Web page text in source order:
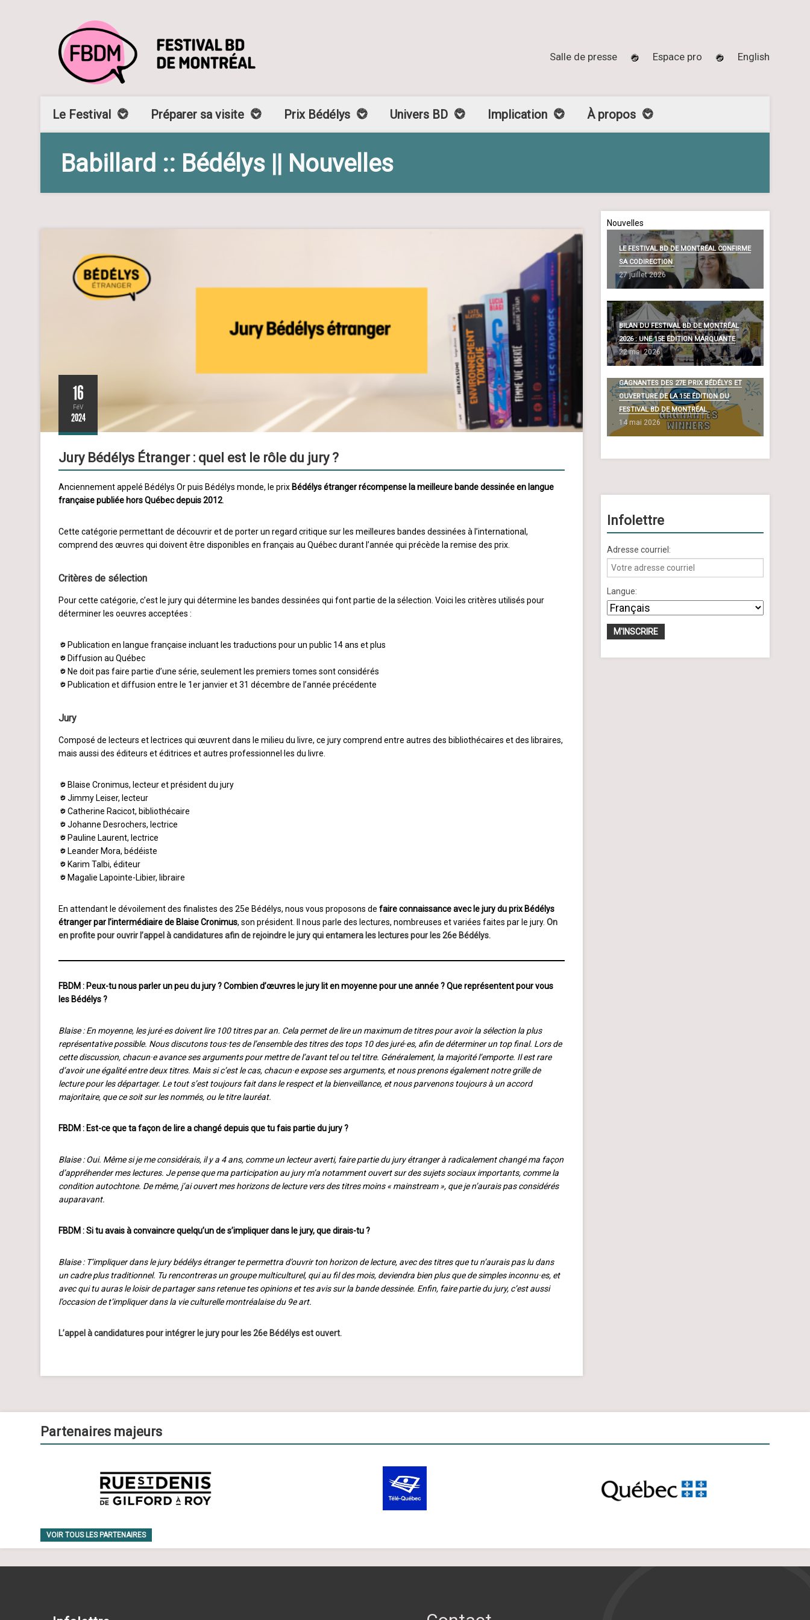
Salle de presse Espace pro English
Le Festival Préparer sa visite Prix Bédélys Univers BD Implication À propos
Babillard :: Bédélys || Nouvelles
16
FéV
2024
Jury Bédélys Étranger : quel est le rôle du jury ?
Anciennement appelé Bédélys Or puis Bédélys monde, le prix Bédélys étranger récompense la meilleure bande dessinée en langue
française publiée hors Québec depuis 2012.
Cette catégorie permettant de découvrir et de porter un regard critique sur les meilleures bandes dessinées à l’international,
comprend des œuvres qui doivent être disponibles en français au Québec durant l’année qui précède la remise des prix.
Critères de sélection
Pour cette catégorie, c’est le jury qui détermine les bandes dessinées qui font partie de la sélection. Voici les critères utilisés pour
déterminer les oeuvres acceptées :
Publication en langue française incluant les traductions pour un public 14 ans et plus
Diffusion au Québec
Ne doit pas faire partie d’une série, seulement les premiers tomes sont considérés
Publication et diffusion entre le 1er janvier et 31 décembre de l’année précédente
Jury
Composé de lecteurs et lectrices qui œuvrent dans le milieu du livre, ce jury comprend entre autres des bibliothécaires et des libraires,
mais aussi des éditeurs et éditrices et autres professionnel·les du livre.
Blaise Cronimus, lecteur et président du jury
Jimmy Leiser, lecteur
Catherine Racicot, bibliothécaire
Johanne Desrochers, lectrice
Pauline Laurent, lectrice
Leander Mora, bédéiste
Karim Talbi, éditeur
Magalie Lapointe-Libier, libraire
En attendant le dévoilement des finalistes des 25e Bédélys, nous vous proposons de faire connaissance avec le jury du prix Bédélys
étranger par l’intermédiaire de Blaise Cronimus, son président. Il nous parle des lectures, nombreuses et variées faites par le jury. On
en profite pour ouvrir l’appel à candidatures afin de rejoindre le jury qui entamera les lectures pour les 26e Bédélys.
FBDM : Peux-tu nous parler un peu du jury ? Combien d’œuvres le jury lit en moyenne pour une année ? Que représentent pour vous
les Bédélys ?
Blaise : En moyenne, les juré·es doivent lire 100 titres par an. Cela permet de lire un maximum de titres pour avoir la sélection la plus
représentative possible. Nous discutons tous·tes de l’ensemble des titres des tops 10 des juré·es, afin de déterminer un top final. Lors de
cette discussion, chacun·e avance ses arguments pour mettre de l’avant tel ou tel titre. Généralement, la majorité l’emporte. Il est rare
d’avoir une égalité entre deux titres. Mais si c’est le cas, chacun·e expose ses arguments, et nous prenons également notre grille de
lecture pour les départager. Le tout s’est toujours fait dans le respect et la bienveillance, et nous parvenons toujours à un accord
majoritaire, que ce soit sur les nommés, ou le titre lauréat.
FBDM : Est-ce que ta façon de lire a changé depuis que tu fais partie du jury ?
Blaise : Oui. Même si je me considérais, il y a 4 ans, comme un lecteur averti, faire partie du jury étranger à radicalement changé ma façon
d’appréhender mes lectures. Je pense que ma participation au jury m’a notamment ouvert sur des sujets sociaux importants, comme la
condition autochtone. De même, j’ai ouvert mes horizons de lecture vers des titres moins « mainstream », que je n’aurais pas considérés
auparavant.
FBDM : Si tu avais à convaincre quelqu’un de s’impliquer dans le jury, que dirais-tu ?
Blaise : T’impliquer dans le jury bédélys étranger te permettra d’ouvrir ton horizon de lecture, avec des titres que tu n’aurais pas lu dans
un cadre plus traditionnel. Tu rencontreras un groupe multiculturel, qui au fil des mois, deviendra bien plus que de simples inconnu·es, et
avec qui tu auras le loisir de partager sans retenue tes opinions et tes avis sur la bande dessinée. Enfin, faire partie du jury, c’est aussi
l’occasion de t’impliquer dans la vie culturelle montréalaise du 9e art.
L’appel à candidatures pour intégrer le jury pour les 26e Bédélys est ouvert.
Nouvelles
LE FESTIVAL BD DE MONTRÉAL CONFIRME
SA CODIRECTION
27 juillet 2026
BILAN DU FESTIVAL BD DE MONTRÉAL
2026 : UNE 15E ÉDITION MARQUANTE
22 mai 2026
GAGNANTES DES 27E PRIX BÉDÉLYS ET
OUVERTURE DE LA 15E ÉDITION DU
FESTIVAL BD DE MONTRÉAL
14 mai 2026
Infolettre
Adresse courriel:
Langue:
Partenaires majeurs
VOIR TOUS LES PARTENAIRES